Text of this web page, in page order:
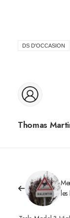
DS D'OCCASION
Thomas
les